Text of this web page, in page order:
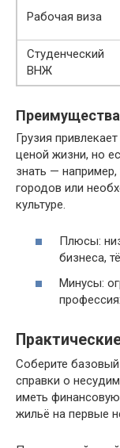
Рабочая виза
Студенческий
ВНЖ
Грузия
ценой жизни, но
знать —
городов или
культуре.
Плюсы:
бизнеса,
Минусы:
Соберите
справки о
иметь
жильё на первые